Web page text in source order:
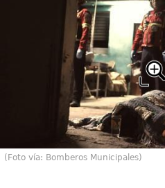
(Foto vía: Bomberos Municipales)